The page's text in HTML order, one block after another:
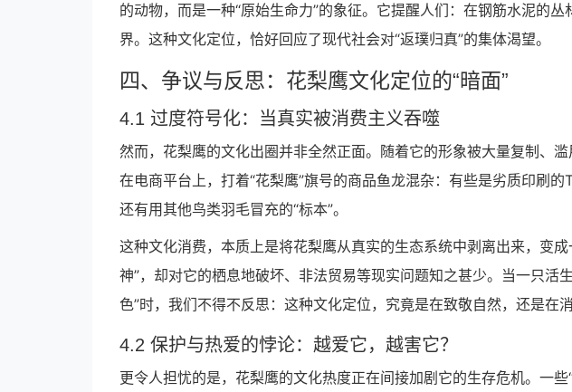
的动物，而是一种“原始生命力”的象征。它提醒人们：在钢筋水泥的
界。这种文化定位，恰好回应了现代社会对“返璞归真”的集体渴望。
四、争议与反思：花梨鹰文化定位的“暗面”
4.1 过度符号化：当真实被消费主义吞噬
然而，花梨鹰的文化出圈并非全然正面。随着它的形象被大量复制、滥
在电商平台上，打着“花梨鹰”旗号的商品鱼龙混杂：有些是劣质印刷
还有用其他鸟类羽毛冒充的“标本”。
这种文化消费，本质上是将花梨鹰从真实的生态系统中剥离出来，变
神”，却对它的栖息地破坏、非法贸易等现实问题知之甚少。当一只活
色”时，我们不得不反思：这种文化定位，究竟是在致敬自然，还是在消
4.2 保护与热爱的悖论：越爱它，越害它？
更令人担忧的是，花梨鹰的文化热度正在间接加剧它的生存危机。一